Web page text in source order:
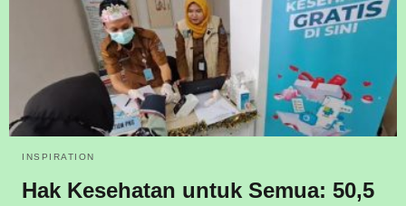
INSPIRATION
Hak Kesehatan untuk Semua: 50,5